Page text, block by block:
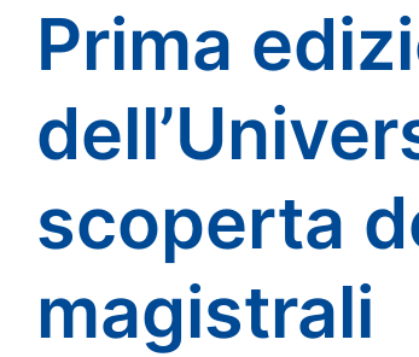
Prima
scoperta
magistrali